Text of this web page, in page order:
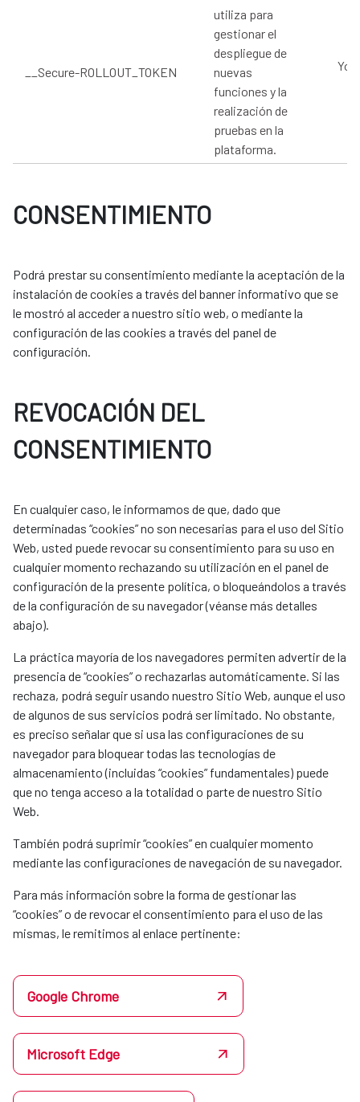
__Secure-ROLLOUT_TOKEN
utiliza para
gestionar el
despliegue de
nuevas
funciones y la
realización de
pruebas en la
plataforma.
CONSENTIMIENTO
Podrá prestar su consentimiento mediante la aceptación de la
instalación de cookies a través del banner informativo que se
le mostró al acceder a nuestro sitio web, o mediante la
configuración de las cookies a través del panel de
configuración.
REVOCACIÓN DEL
CONSENTIMIENTO
En cualquier caso, le informamos de que, dado que
determinadas “cookies” no son necesarias para el uso del Sitio
Web, usted puede revocar su consentimiento para su uso en
cualquier momento rechazando su utilización en el panel de
configuración de la presente política, o bloqueándolos a través
de la configuración de su navegador (véanse más detalles
abajo).
La práctica mayoría de los navegadores permiten advertir de la
presencia de “cookies” o rechazarlas automáticamente. Si las
rechaza, podrá seguir usando nuestro Sitio Web, aunque el uso
de algunos de sus servicios podrá ser limitado. No obstante,
es preciso señalar que si usa las configuraciones de su
navegador para bloquear todas las tecnologías de
almacenamiento (incluidas “cookies” fundamentales) puede
que no tenga acceso a la totalidad o parte de nuestro Sitio
Web.
También podrá suprimir “cookies” en cualquier momento
mediante las configuraciones de navegación de su navegador.
Para más información sobre la forma de gestionar las
“cookies” o de revocar el consentimiento para el uso de las
mismas, le remitimos al enlace pertinente:
Google Chrome
Microsoft Edge